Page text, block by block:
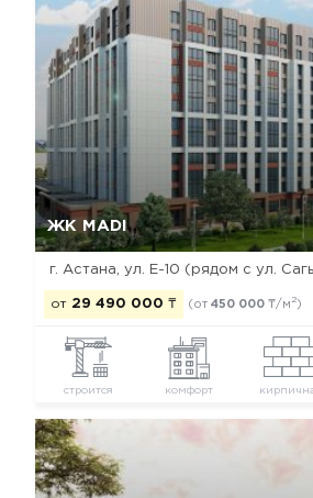
ЖК MADI
г. Астана, ул. Е-10 (рядом с ул.
от 29 490 000 ₸ (от 450 000 ₸/м2)
строится комфорт
Да, удалить Отмена